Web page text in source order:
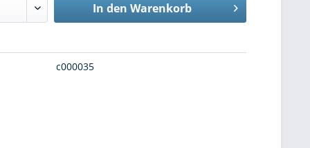
In den Warenkorb
c000035